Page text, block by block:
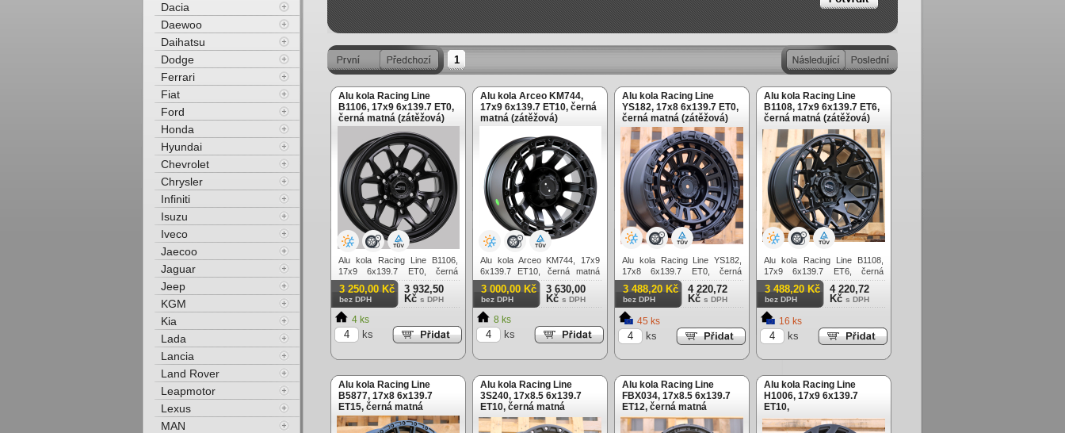
1
Alu kola Racing Line
B1106, 17x9 6x139.7 ET0,
černá matná (zátěžová)
Alu kola Racing Line B1106,
17x9 6x139.7 ET0, černá
matná (zátěžová)
3 250,00 Kč
bez DPH
3 932,50
Kč s DPH
4 ks
ks
Alu kola Arceo KM744,
17x9 6x139.7 ET10, černá
matná (zátěžová)
Alu kola Arceo KM744, 17x9
6x139.7 ET10, černá matná
(zátěžová)
3 000,00 Kč
bez DPH
3 630,00
Kč s DPH
8 ks
ks
Alu kola Racing Line
YS182, 17x8 6x139.7 ET0,
černá matná (zátěžová)
Alu kola Racing Line YS182,
17x8 6x139.7 ET0, černá
matná (zátěžová)
3 488,20 Kč
bez DPH
4 220,72
Kč s DPH
45 ks
ks
Alu kola Racing Line
B1108, 17x9 6x139.7 ET6,
černá matná (zátěžová)
Alu kola Racing Line B1108,
17x9 6x139.7 ET6, černá
matná (zátěžová)
3 488,20 Kč
bez DPH
4 220,72
Kč s DPH
16 ks
ks
Alu kola Racing Line
B5877, 17x8 6x139.7
ET15, černá matná
(zátěžová)
Alu kola Racing Line
3S240, 17x8.5 6x139.7
ET10, černá matná
(zátěžová)
Alu kola Racing Line
FBX034, 17x8.5 6x139.7
ET12, černá matná
(zátěžová)
Alu kola Racing Line
H1006, 17x9 6x139.7
ET10,
Dacia
Daewoo
Daihatsu
Dodge
Ferrari
Fiat
Ford
Honda
Hyundai
Chevrolet
Chrysler
Infiniti
Isuzu
Iveco
Jaecoo
Jaguar
Jeep
KGM
Kia
Lada
Lancia
Land Rover
Leapmotor
Lexus
MAN